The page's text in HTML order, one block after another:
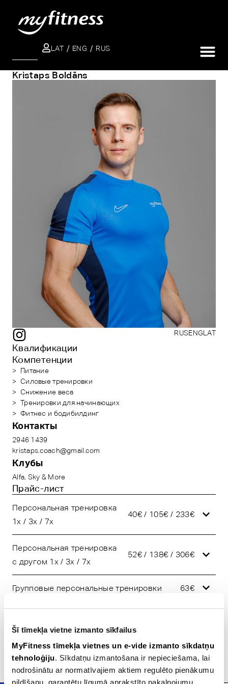
Šī tīmekļa vietne izmanto sīkfailus
MyFitness tīmekļa vietnes un e-vide izmanto sīkdatņu
tehnoloģiju. Sīkdatņu izmantošana ir nepieciešama, lai
nodrošinātu ar normatīvajiem aktiem regulēto pienākumu
pildīšanu, garantētu līgumā aprakstīto pakalpojumu
LAT ENG RUS
Kristaps Boldāns
RUSENGLAT
Квалификации
Компетенции
Питание
Силовые тренировки
Снижение веса
Тренировки для начинающих
Фитнес и бодибилдинг
Контакты
2946 1439
kristaps.coach@gmail.com
Клубы
Alfa Sky & More
Прайс-лист
Персональная тренировка
1x / 3x / 7x
40€ / 105€ / 233€
Персональная тренировка
с другом 1x / 3x / 7x
52€ / 138€ / 306€
Групповые персональные тренировки 63€
Aнализ Состава Tела 20€
ОТПРАВИТЬ ЭЛ. ПОЧТА